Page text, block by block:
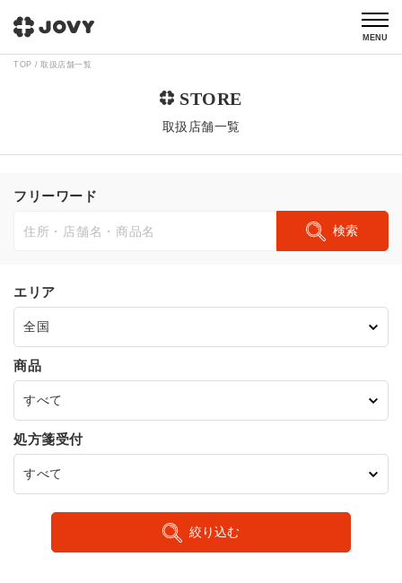
MENU
TOP 取扱店舗一覧
取扱店舗一覧
フリーワード
検索
エリア
商品
処方箋受付
絞り込む